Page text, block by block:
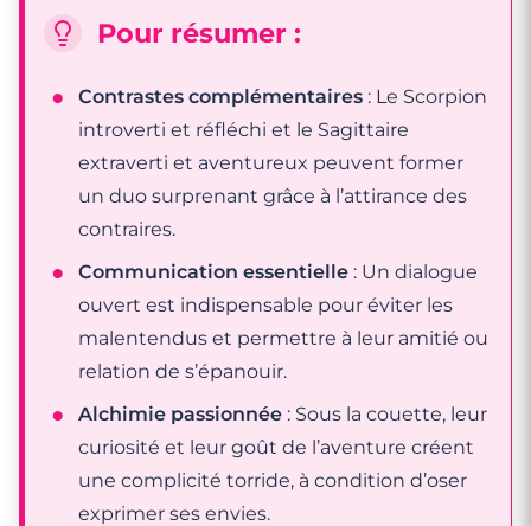
Pour résumer :
Contrastes complémentaires: Le Scorpion
introverti et réfléchi et le Sagittaire
extraverti et aventureux peuvent former
un duo surprenant grâce à l’attirance des
contraires.
Communication essentielle: Un dialogue
ouvert est indispensable pour éviter les
malentendus et permettre à leur amitié ou
relation de s’épanouir.
Alchimie passionnée: Sous la couette, leur
curiosité et leur goût de l’aventure créent
une complicité torride, à condition d’oser
exprimer ses envies.